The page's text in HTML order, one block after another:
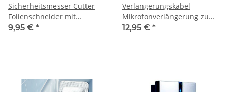
Sicherheitsmesser Cutter
Folienschneider mit
Fingerschutz
9,95 € *
Verlängerungskabel
Mikrofonverlängerung zum
Funksender 3
12,95 € *